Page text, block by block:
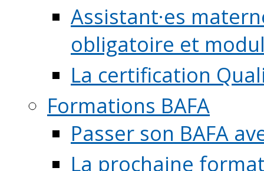
Assistant·es
obligatoire et
La certification
Formations BAFA
Passer son BAFA
La prochaine